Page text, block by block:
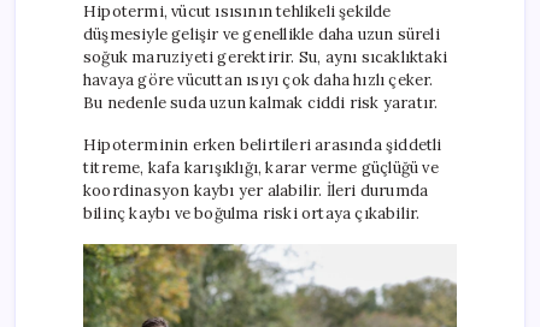
Hipotermi, vücut ısısının tehlikeli şekilde
düşmesiyle gelişir ve genellikle daha uzun süreli
soğuk maruziyeti gerektirir. Su, aynı sıcaklıktaki
havaya göre vücuttan ısıyı çok daha hızlı çeker.
Bu nedenle suda uzun kalmak ciddi risk yaratır.
Hipoterminin erken belirtileri arasında şiddetli
titreme, kafa karışıklığı, karar verme güçlüğü ve
koordinasyon kaybı yer alabilir. İleri durumda
bilinç kaybı ve boğulma riski ortaya çıkabilir.